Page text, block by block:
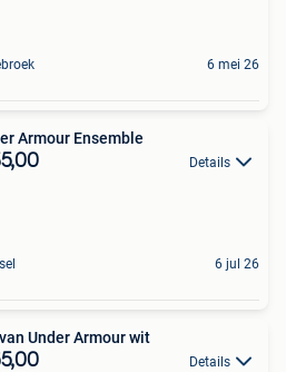
6 mei 26
Armour Ensemble
Details
6 jul 26
Under Armour wit
Details